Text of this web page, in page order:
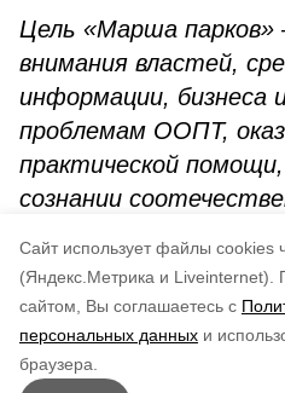
Cайт использует файлы cookies
(Яндекс.Метрика и Liveinternet).
сайтом, Вы соглашаетесь с
персональных данных и
браузера.
Цель «Марша парков»
внимания властей,
информации, бизнеса
проблемам ООПТ,
практической
сознании
достояние.
по оценке
5